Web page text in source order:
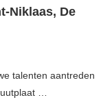
Niklaas, De
talenten aantreden
…